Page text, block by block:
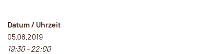
Datum / Uhrzeit
05.06.2019
19:30 - 22:00